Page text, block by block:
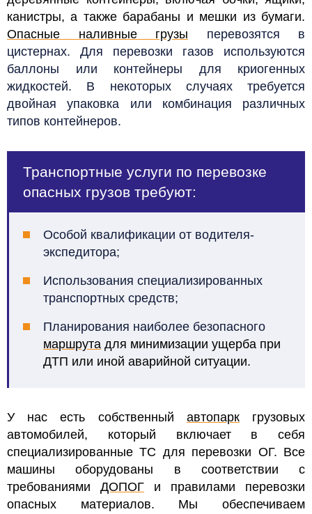
канистры, а также барабаны и мешки из бумаги.
Опасные наливные грузы перевозятся в
цистернах. Для перевозки газов используются
баллоны или контейнеры для криогенных
жидкостей. В некоторых случаях требуется
двойная упаковка или комбинация различных
типов контейнеров.
Транспортные услуги по перевозке
опасных грузов требуют:
Особой квалификации от водителя-
экспедитора;
Использования специализированных
транспортных средств;
Планирования наиболее безопасного
маршрута для минимизации ущерба при
ДТП или иной аварийной ситуации.
У нас есть собственный автопаркгрузовых
автомобилей, который включает в себя
специализированные ТС для перевозки ОГ. Все
машины оборудованы в соответствии с
требованиями ДОПОГ и правилами перевозки
опасных материалов. Мы обеспечиваем